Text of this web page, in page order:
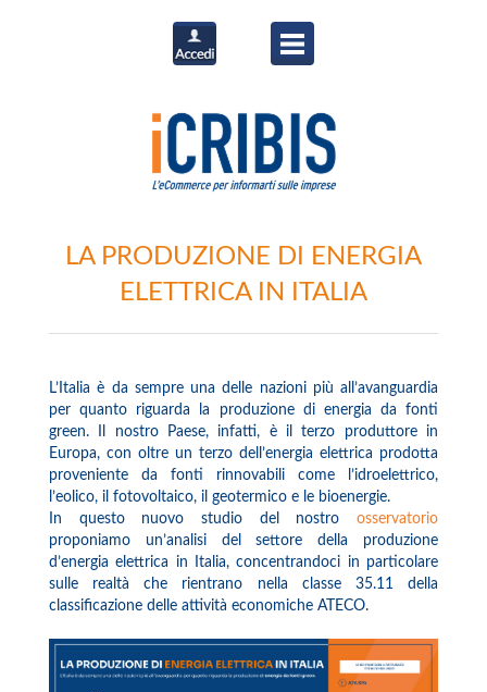
LA PRODUZIONE DI ENERGIA
ELETTRICA IN ITALIA
L’Italia è da sempre una delle nazioni più all’avanguardia
per quanto riguarda la produzione di energia da fonti
green. Il nostro Paese, infatti, è il terzo produttore in
Europa, con oltre un terzo dell’energia elettrica prodotta
proveniente da fonti rinnovabili come l’idroelettrico,
l’eolico, il fotovoltaico, il geotermico e le bioenergie.
In questo nuovo studio del nostro osservatorio
proponiamo un’analisi del settore della produzione
d’energia elettrica in Italia, concentrandoci in particolare
sulle realtà che rientrano nella classe 35.11 della
classificazione delle attività economiche ATECO.